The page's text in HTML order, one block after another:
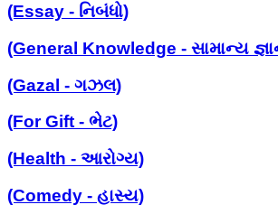
(Essay - નિબંધો)
(General Knowledge - સામાન્ય
(Gazal - ગઝલ)
(For Gift - ભેટ)
(Health - આરોગ્ય)
(Comedy - હાસ્ય)